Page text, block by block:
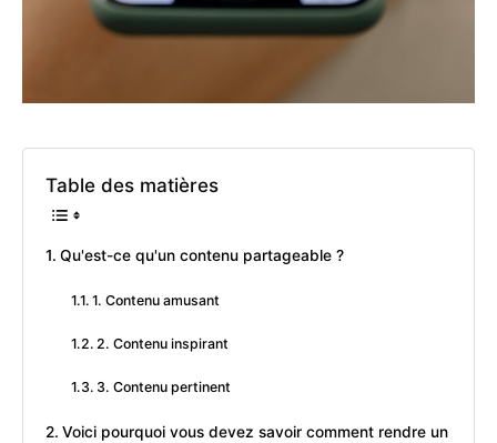
Table des matières
Qu'est-ce qu'un contenu partageable ?
1. Contenu amusant
2. Contenu inspirant
3. Contenu pertinent
Voici pourquoi vous devez savoir comment rendre un